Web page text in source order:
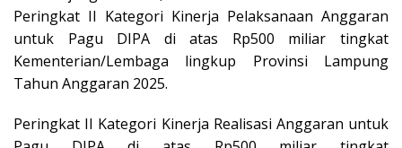
Peringkat II Kategori Kinerja Pelaksanaan Anggaran
untuk Pagu DIPA di atas Rp500 miliar tingkat
Kementerian/Lembaga lingkup Provinsi Lampung
Tahun Anggaran 2025.
Peringkat II Kategori Kinerja Realisasi Anggaran untuk